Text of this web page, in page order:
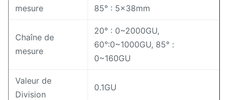
mesure
85° : 5×38mm
Chaîne de
mesure
20° : 0~2000GU,
60°:0~1000GU, 85° :
0~160GU
Valeur de
Division
0.1GU